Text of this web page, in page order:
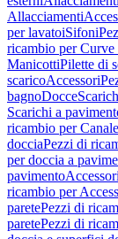
Allacciamenti
per lavatoiSifoni
ricambio per Curve
ManicottiPilette di
scaricoAccessori
bagnoDocce
Scarichi a
ricambio per
docciaPezzi di
per doccia a
pavimento
ricambio per
paretePezzi di
paretePezzi di